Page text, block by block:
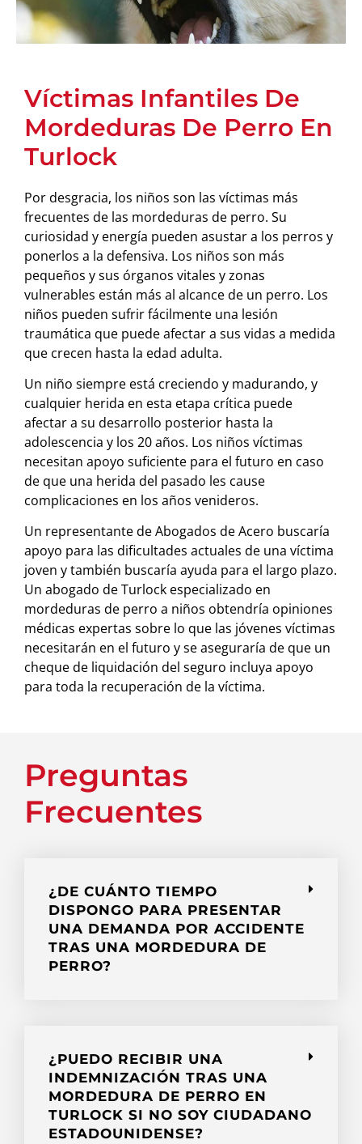
Víctimas Infantiles De
Mordeduras De Perro En
Turlock
Por desgracia, los niños son las víctimas más
frecuentes de las mordeduras de perro. Su
curiosidad y energía pueden asustar a los perros y
ponerlos a la defensiva. Los niños son más
pequeños y sus órganos vitales y zonas
vulnerables están más al alcance de un perro. Los
niños pueden sufrir fácilmente una lesión
traumática que puede afectar a sus vidas a medida
que crecen hasta la edad adulta.
Un niño siempre está creciendo y madurando, y
cualquier herida en esta etapa crítica puede
afectar a su desarrollo posterior hasta la
adolescencia y los 20 años. Los niños víctimas
necesitan apoyo suficiente para el futuro en caso
de que una herida del pasado les cause
complicaciones en los años venideros.
Un representante de Abogados de Acero buscaría
apoyo para las dificultades actuales de una víctima
joven y también buscaría ayuda para el largo plazo.
Un abogado de Turlock especializado en
mordeduras de perro a niños obtendría opiniones
médicas expertas sobre lo que las jóvenes víctimas
necesitarán en el futuro y se aseguraría de que un
cheque de liquidación del seguro incluya apoyo
para toda la recuperación de la víctima.
Preguntas
Frecuentes
¿DE CUÁNTO TIEMPO
DISPONGO PARA PRESENTAR
UNA DEMANDA POR ACCIDENTE
TRAS UNA MORDEDURA DE
PERRO?
¿PUEDO RECIBIR UNA
INDEMNIZACIÓN TRAS UNA
MORDEDURA DE PERRO EN
TURLOCK SI NO SOY CIUDADANO
ESTADOUNIDENSE?